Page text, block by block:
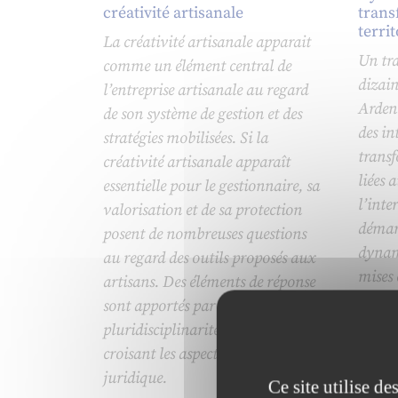
créativité artisanale
La créativité artisanale apparait
comme un élément central de
l’entreprise artisanale au regard
de son système de gestion et des
stratégies mobilisées. Si la
créativité artisanale apparaît
essentielle pour le gestionnaire, sa
valorisation et de sa protection
posent de nombreuses questions
au regard des outils proposés aux
artisans. Des éléments de réponse
sont apportés par la
pluridisciplinarité de l’analyse,
croisant les aspects de gestion et
juridique.
Un
des
liées
Ce site utilise